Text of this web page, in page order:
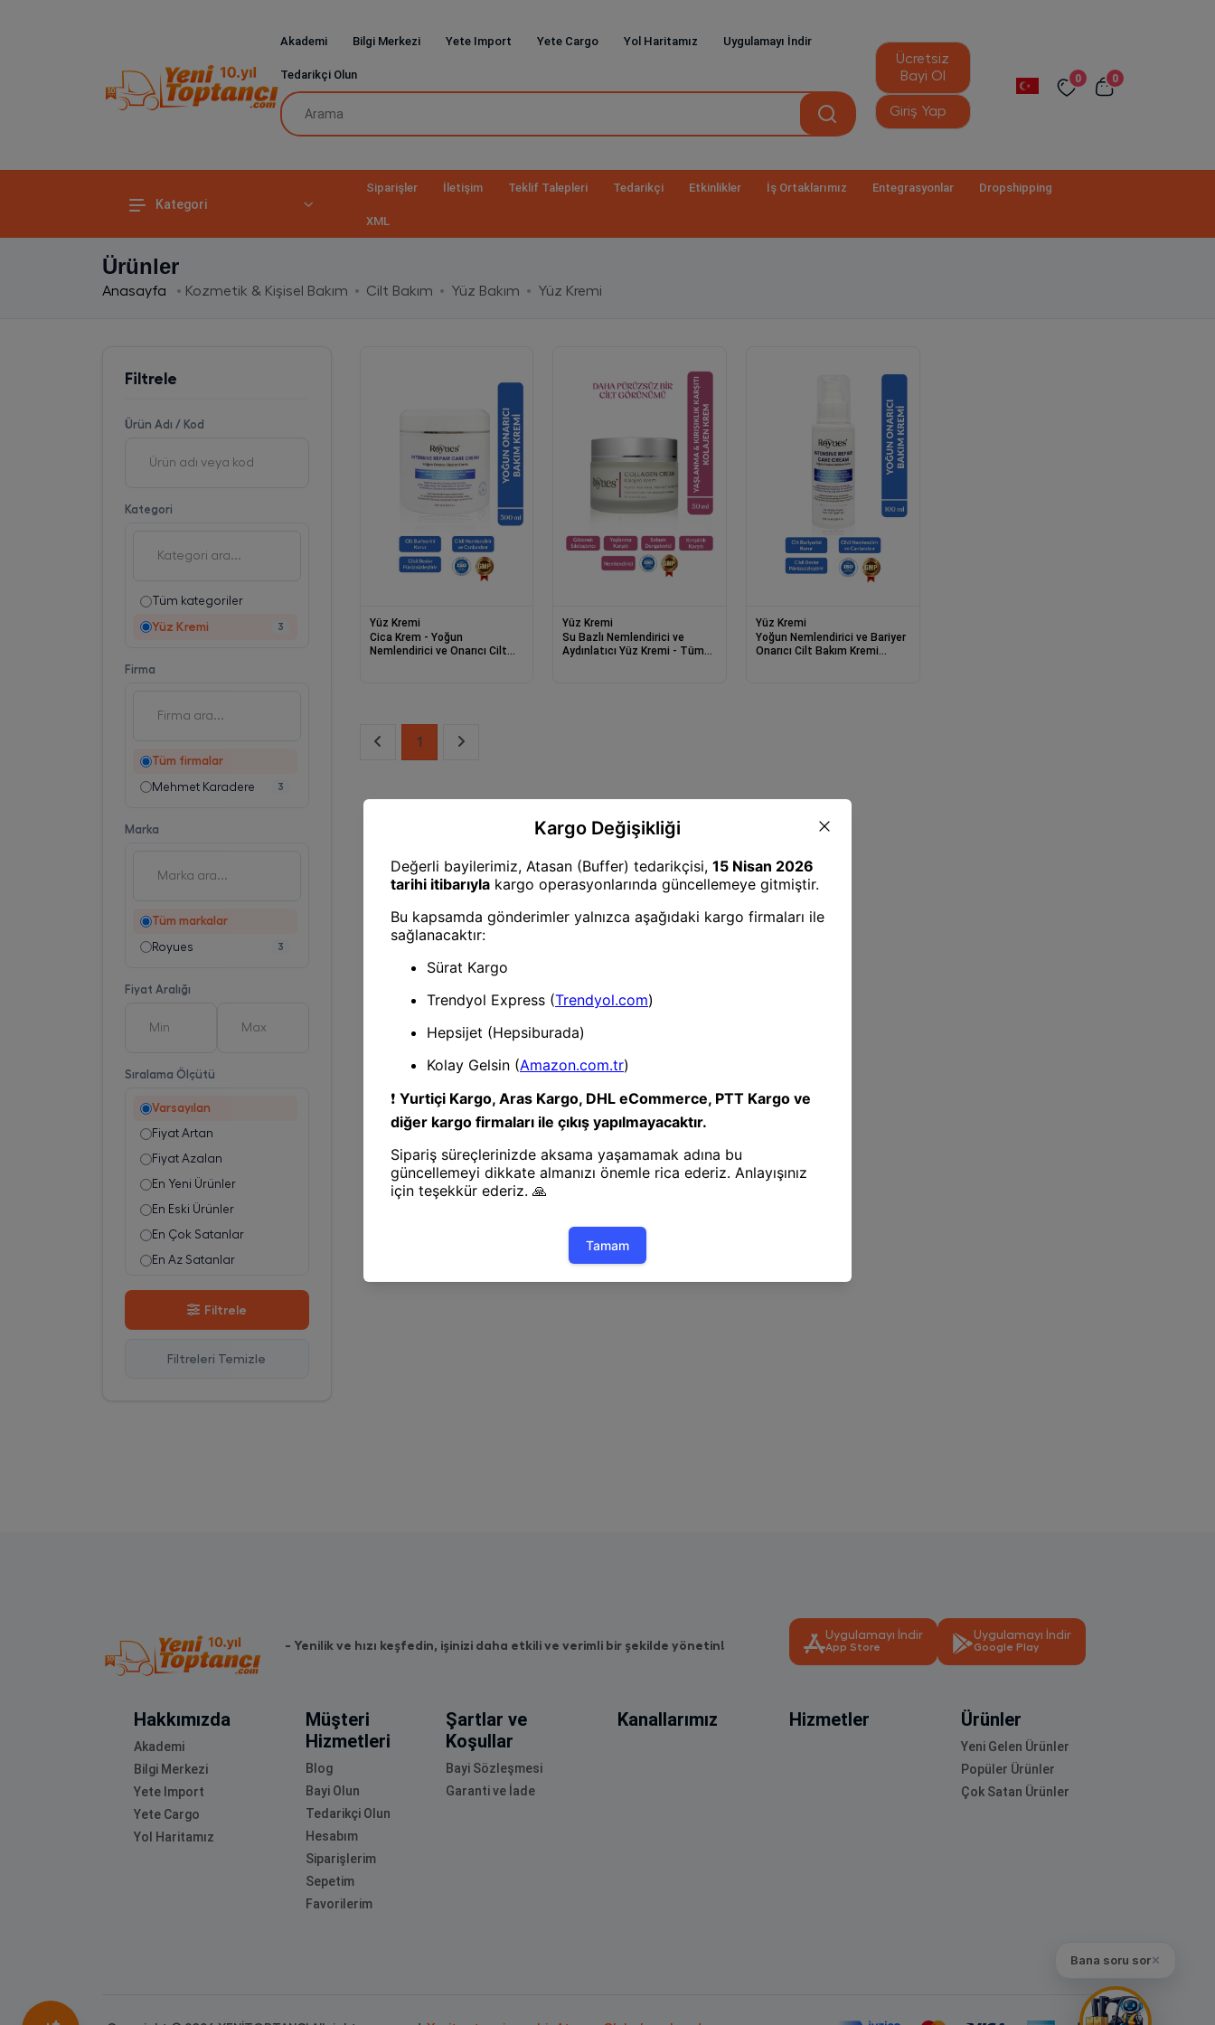
Bana soru sor✕
Akademi Bilgi Merkezi Yete Import Yete Cargo Yol Haritamız Uygulamayı İndir
Tedarikçi Olun
Ücretsiz
Bayi Ol
Giriş Yap
0 0
Kategori
Siparişler İletişim Teklif Talepleri Tedarikçi Etkinlikler İş Ortaklarımız Entegrasyonlar Dropshipping
XML
Ürünler
Anasayfa Kozmetik & Kişisel Bakım Cilt Bakım Yüz Bakım Yüz Kremi
Filtrele
Ürün Adı / Kod
Kategori
Tüm kategoriler
Yüz Kremi 3
Firma
Tüm firmalar
Mehmet Karadere 3
Marka
Tüm markalar
Royues 3
Fiyat Aralığı
Sıralama Ölçütü
Varsayılan
Fiyat Artan
Fiyat Azalan
En Yeni Ürünler
En Eski Ürünler
En Çok Satanlar
En Az Satanlar
Stok Artan
En Çok Favorilenen
Filtrele
Filtreleri Temizle
Yüz Kremi
Cica Krem - Yoğun
Nemlendirici ve Onarıcı Cilt
Yüz Kremi
Su Bazlı Nemlendirici ve
Aydınlatıcı Yüz Kremi - Tüm
Yüz Kremi
Yoğun Nemlendirici ve Bariyer
Onarıcı Cilt Bakım Kremi
1
- Yenilik ve hızı keşfedin, işinizi daha etkili ve verimli bir şekilde yönetin!
Uygulamayı İndir
App Store
Uygulamayı İndir
Google Play
Hakkımızda
Akademi
Bilgi Merkezi
Yete Import
Yete Cargo
Yol Haritamız
Müşteri
Hizmetleri
Blog
Bayi Olun
Tedarikçi Olun
Hesabım
Siparişlerim
Sepetim
Favorilerim
Şartlar ve
Koşullar
Bayi Sözleşmesi
Garanti ve İade
Kanallarımız Hizmetler Ürünler
Yeni Gelen Ürünler
Popüler Ürünler
Çok Satan Ürünler